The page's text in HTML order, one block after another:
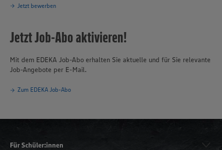
Jetzt bewerben
Jetzt Job-Abo aktivieren!
Mit dem EDEKA Job-Abo erhalten Sie aktuelle und für Sie relevante
Job-Angebote per E-Mail.
Zum EDEKA Job-Abo
Für Schüler:innen